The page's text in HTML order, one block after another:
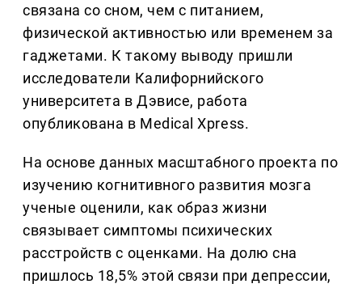
связана со сном, чем с питанием,
физической активностью или временем за
гаджетами. К такому выводу пришли
исследователи Калифорнийского
университета в Дэвисе, работа
опубликована в Medical Xpress.
На основе данных масштабного проекта по
изучению когнитивного развития мозга
ученые оценили, как образ жизни
связывает симптомы психических
расстройств с оценками. На долю сна
пришлось 18,5% этой связи при депрессии,